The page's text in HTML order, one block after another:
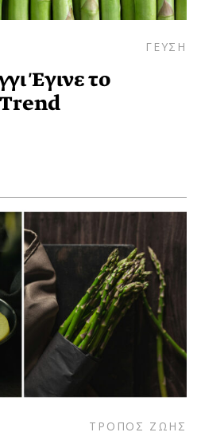
ΓΕΥΣΗ
Έγινε το
ΤΡΟΠΟΣ ΖΩΗΣ